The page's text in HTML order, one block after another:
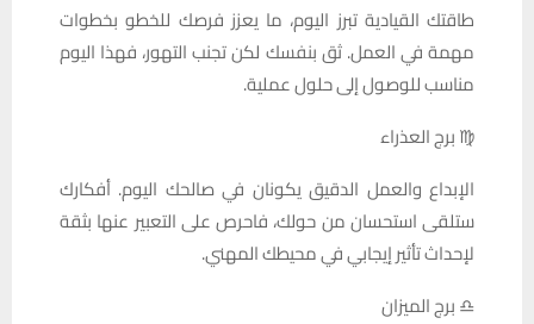
طاقتك القيادية تبرز اليوم، ما يعزز فرصك للخطو بخطوات
مهمة في العمل. ثق بنفسك لكن تجنب التهور، فهذا اليوم
مناسب للوصول إلى حلول عملية.
♍ برج العذراء
الإبداع والعمل الدقيق يكونان في صالحك اليوم. أفكارك
ستلقى استحسان من حولك، فاحرص على التعبير عنها بثقة
لإحداث تأثير إيجابي في محيطك المهني.
♎ برج الميزان